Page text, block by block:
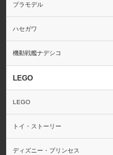
アンパンマン
ウィッチブレイド
プラモデル
ハセガワ
機動戦艦ナデシコ
LEGO
LEGO
トイ・ストーリー
ディズニー・プリンセス